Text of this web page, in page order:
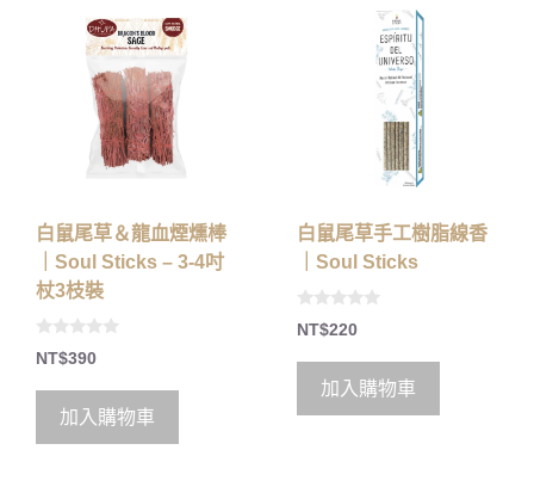
白鼠尾草＆龍血煙燻棒
｜Soul Sticks – 3-4吋
杖3枝裝
0
o
t
5
NT$390
加入購物車
白鼠尾草手工樹脂線香
｜Soul Sticks
0
o
t
5
NT$220
加入購物車